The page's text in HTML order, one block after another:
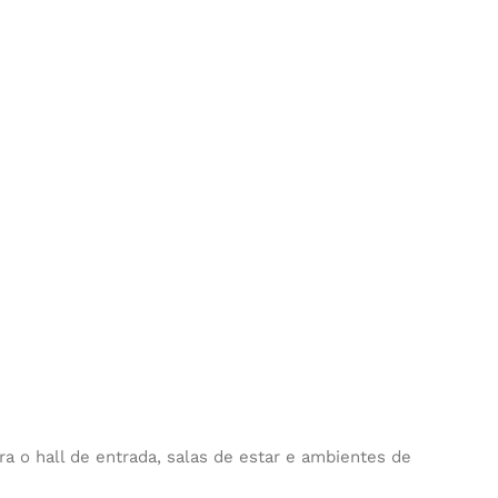
o hall de entrada, salas de estar e ambientes de